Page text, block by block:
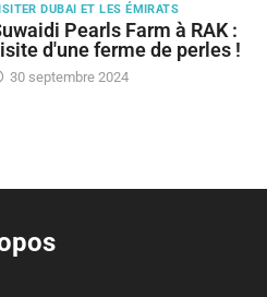
DUBAI ET LES ÉMIRATS
Pearls Farm à RAK :
d'une ferme de perles !
30 septembre 2024